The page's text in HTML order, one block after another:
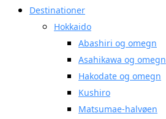
Destinationer
Hokkaido
Abashiri og omegn
Asahikawa og omegn
Hakodate og omegn
Kushiro
Matsumae-halvøen